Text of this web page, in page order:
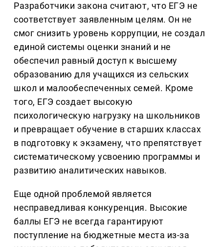
Разработчики закона считают, что ЕГЭ не
соответствует заявленным целям. Он не
смог снизить уровень коррупции, не создал
единой системы оценки знаний и не
обеспечил равный доступ к высшему
образованию для учащихся из сельских
школ и малообеспеченных семей. Кроме
того, ЕГЭ создает высокую
психологическую нагрузку на школьников
и превращает обучение в старших классах
в подготовку к экзамену, что препятствует
систематическому усвоению программы и
развитию аналитических навыков.
Еще одной проблемой является
несправедливая конкуренция. Высокие
баллы ЕГЭ не всегда гарантируют
поступление на бюджетные места из-за